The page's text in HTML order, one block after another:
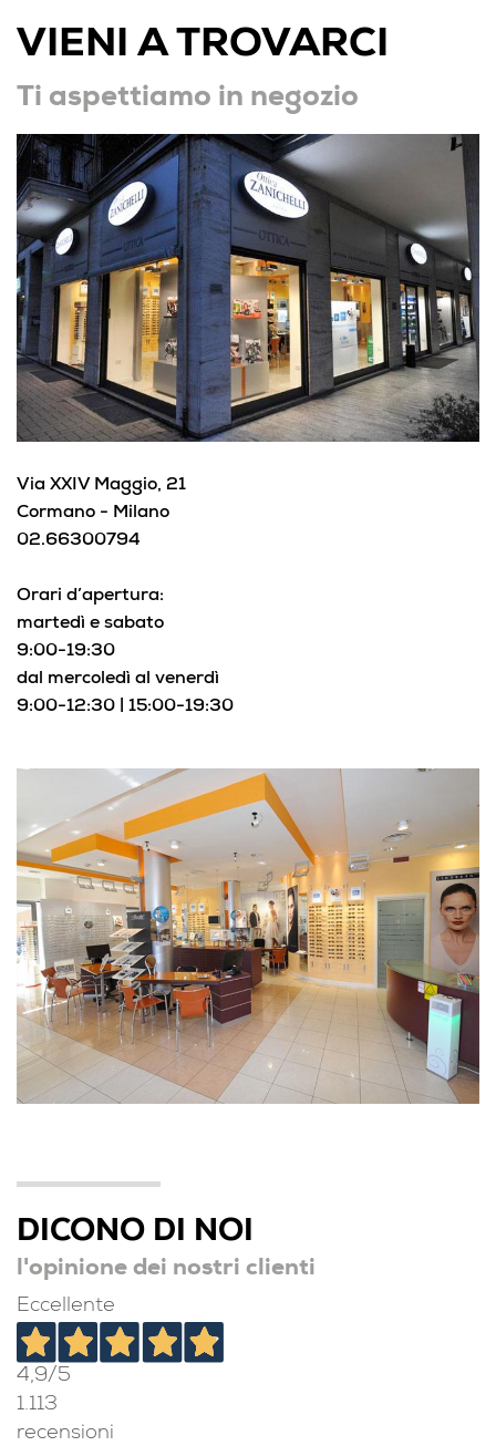
VIENI A TROVARCI
Ti aspettiamo in negozio
Via XXIV Maggio, 21
Cormano - Milano
02.66300794
Orari d’apertura:
martedì e sabato
9:00-19:30
dal mercoledì al venerdì
9:00-12:30 | 15:00-19:30
DICONO DI NOI
l'opinione dei nostri clienti
Eccellente
4,9/5
1.113
recensioni